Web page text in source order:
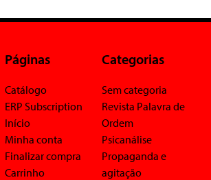
Páginas
Catálogo
ERP Subscription
Início
Minha conta
Finalizar compra
Carrinho
Categorias
Sem categoria
Revista Palavra de
Ordem
Psicanálise
Propaganda e
agitação